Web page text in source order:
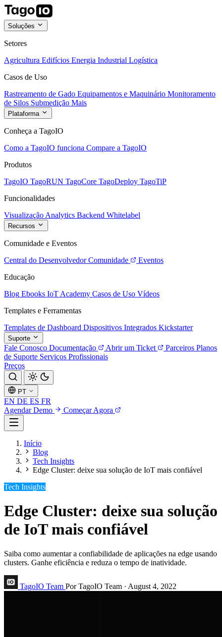
Soluções
Setores
Agricultura Edifícios Energia Industrial Logística
Casos de Uso
Rastreamento de Gado Equipamentos e Maquinário Monitoramento
de Silos Submedição Mais
Plataforma
Conheça a TagoIO
Como a TagoIO funciona Compare a TagoIO
Produtos
TagoIO TagoRUN TagoCore TagoDeploy TagoTiP
Funcionalidades
Visualização Analytics Backend Whitelabel
Recursos
Comunidade e Eventos
Central do Desenvolvedor Comunidade
Eventos
Educação
Blog Ebooks IoT Academy Casos de Uso Vídeos
Templates e Ferramentas
Templates de Dashboard Dispositivos Integrados Kickstarter
Suporte
Fale Conosco Documentação Abrir um Ticket Parceiros Planos
de Suporte Serviços Profissionais
Preços
PT
EN DE ES FR
Agendar Demo
Começar Agora
Início
Blog
Tech Insights
Edge Cluster: deixe sua solução de IoT mais confiável
Tech Insights
Edge Cluster: deixe sua solução
de IoT mais confiável
Saiba como aumentar a confiabilidade de aplicações na edge usando
clusters. Ganhe eficiência e reduza o tempo de inatividade.
TagoIO Team Por TagoIO Team · August 4, 2022